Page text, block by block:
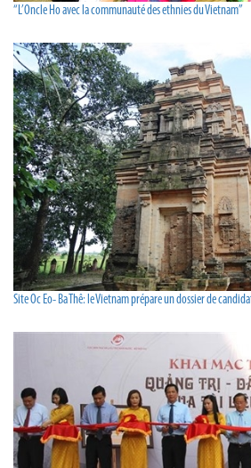
“L’Oncle Ho avec la communauté des ethnies du Vietnam”
Site Oc Eo- Ba Thê: le Vietnam prépare un dossier de